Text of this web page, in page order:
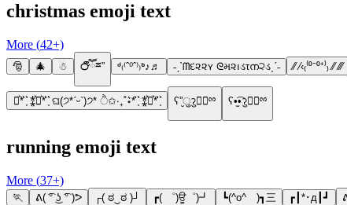
christmas emoji text
More (42+)
🎅 🎄 ☃ ℺ຶཽྈ” ᒄ₍⁽ˆ⁰ˆ⁾₎ᒃ♪♬ ˗ˏˋᗰદ૨૨ʏ ᘓમ૨ıડτന੨ડˎˊ˗ ⁄⁄ ⁄‹₍⁽⁰⁻⁰⁺⁾₎ ⁄⁄ ⁄⁄⁄
⋆͛*͛ ͙͛ ⁑͛⋆͛*͛ ͙͛ ଘ(੭*ˊᵕˋ)੭* ੈ✩‧₊˚⋆͛*͛ ͙͛ ⁑͛⋆͛*͛ ͙͛ ʕ”̮ुॽु✚⃞ྉ ʕ•̫͡•ॽु✚⃞ྉ
running emoji text
More (37+)
🏃 ᕕ( ͡° ͜ʖ ͡° )ᕗ ┌( ಠ‿ಠ )┘ ┏( ゜)ਊ゜)┛ ┗(^o^ )┓三 ┏┃*･д┃┛